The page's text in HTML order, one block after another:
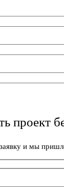
проект
и мы